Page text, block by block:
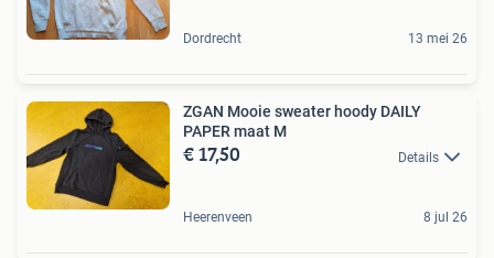
Dordrecht 13 mei 26
ZGAN Mooie sweater hoody DAILY
PAPER maat M
€ 17,50 Details
Heerenveen 8 jul 26